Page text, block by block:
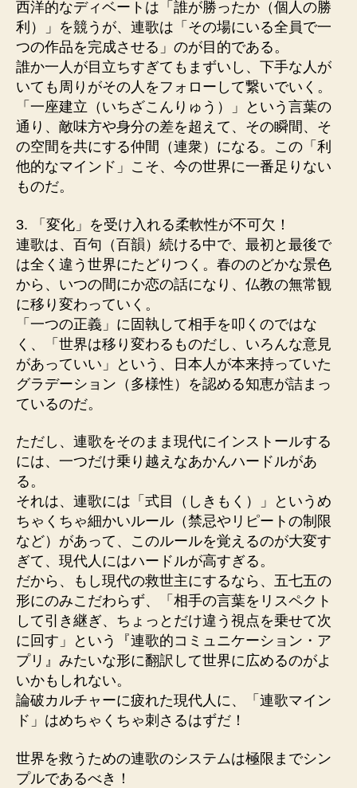
西洋的なディベートは「誰が勝ったか（個人の勝
利）」を競うが、連歌は「その場にいる全員で一
つの作品を完成させる」のが目的である。
誰か一人が目立ちすぎてもまずいし、下手な人が
いても周りがその人をフォローして繋いでいく。
「一座建立（いちざこんりゅう）」という言葉の
通り、敵味方や身分の差を超えて、その瞬間、そ
の空間を共にする仲間（連衆）になる。この「利
他的なマインド」こそ、今の世界に一番足りない
ものだ。
3. 「変化」を受け入れる柔軟性が不可欠！
連歌は、百句（百韻）続ける中で、最初と最後で
は全く違う世界にたどりつく。春ののどかな景色
から、いつの間にか恋の話になり、仏教の無常観
に移り変わっていく。
「一つの正義」に固執して相手を叩くのではな
く、「世界は移り変わるものだし、いろんな意見
があっていい」という、日本人が本来持っていた
グラデーション（多様性）を認める知恵が詰まっ
ているのだ。
ただし、連歌をそのまま現代にインストールする
には、一つだけ乗り越えなあかんハードルがあ
る。
それは、連歌には「式目（しきもく）」というめ
ちゃくちゃ細かいルール（禁忌やリピートの制限
など）があって、このルールを覚えるのが大変す
ぎて、現代人にはハードルが高すぎる。
だから、もし現代の救世主にするなら、五七五の
形にのみこだわらず、「相手の言葉をリスペクト
して引き継ぎ、ちょっとだけ違う視点を乗せて次
に回す」という『連歌的コミュニケーション・ア
プリ』みたいな形に翻訳して世界に広めるのがよ
いかもしれない。
論破カルチャーに疲れた現代人に、「連歌マイン
ド」はめちゃくちゃ刺さるはずだ！
世界を救うための連歌のシステムは極限までシン
プルであるべき！